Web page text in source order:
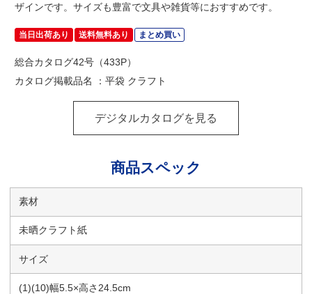
ザインです。サイズも豊富で文具や雑貨等におすすめです。
当日出荷あり 送料無料あり まとめ買い
総合カタログ42号（433P）
カタログ掲載品名 ：平袋 クラフト
デジタルカタログを見る
商品スペック
素材
未晒クラフト紙
サイズ
(1)(10)幅5.5×高さ24.5cm